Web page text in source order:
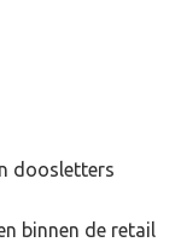
doosletters
binnen de retail